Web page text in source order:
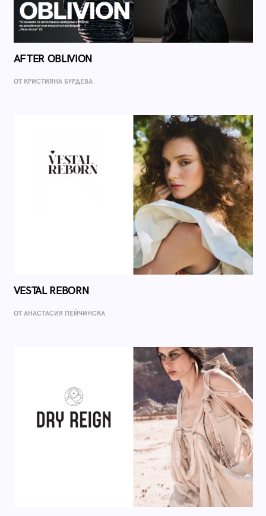
AFTER OBLIVION
ОТ КРИСТИЯНА БУРДЕВА
VESTAL REBORN
ОТ AНАСТАСИЯ ПЕЙЧИНСКА